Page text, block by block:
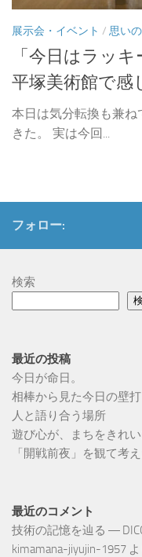
展示会・イベント / 思い
「今日はラッ
平塚美術館で感
本日は気分転換も兼
きた。 実は今回...
フォロー:
検索
最近の投稿
今日が命日。
相棒から見た今日の壁
人と語り合う場所
遊び心が、まちをきれい
「開戦前夜」を観て考
最近のコメント
技術の記憶を辿る ―
kimamana-jiyujin-1957 よ